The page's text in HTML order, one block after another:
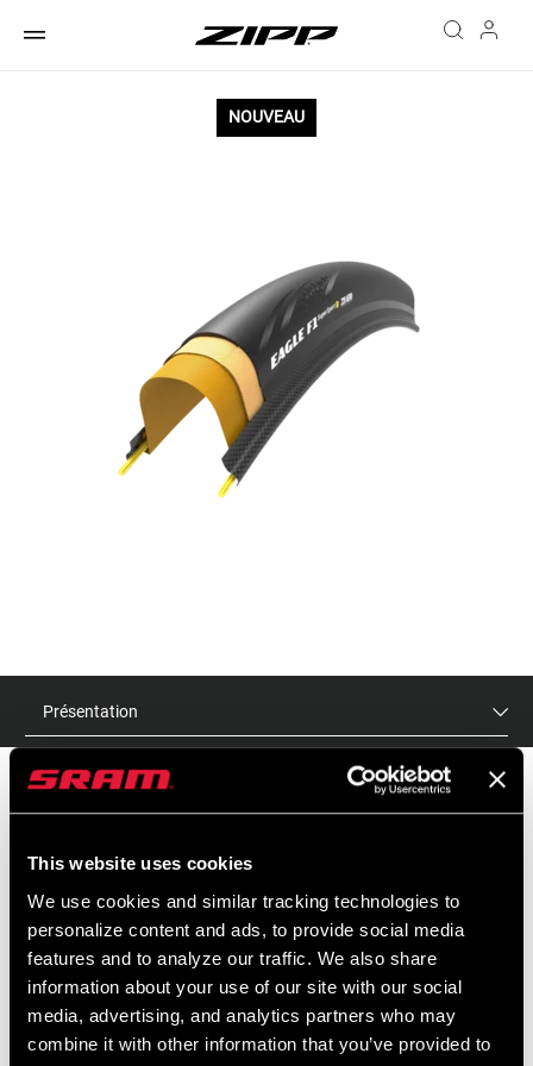
This website uses cookies
We use cookies and similar tracking technologies to
personalize content and ads, to provide social media
features and to analyze our traffic. We also share
information about your use of our site with our social
media, advertising, and analytics partners who may
combine it with other information that you’ve provided to
NOUVEAU
Présentation
PRIX DE VENTE PUBLICS
CONSEILLÉS
$100
MODÈLE
TI-GY-EF1S-A1